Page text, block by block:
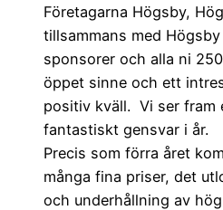
Företagarna Högsby,
tillsammans med
sponsorer och alla ni
öppet sinne och ett
positiv kväll. Vi ser fram
fantastiskt gensvar i år.
Precis som förra året
många fina priser, det
och underhållning av